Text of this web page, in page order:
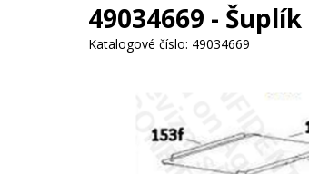
49034669 -
Katalogové číslo: 49034669